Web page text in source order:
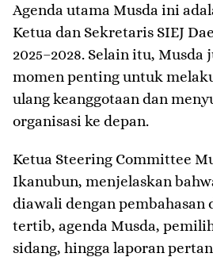
Agenda utama Musda ini
Ketua dan Sekretaris SIEJ
2025–2028. Selain itu, Musda
momen penting untuk
ulang keanggotaan dan
organisasi ke depan.
Ketua Steering Committee
Ikanubun, menjelaskan
diawali dengan pembahasan
tertib, agenda Musda,
sidang, hingga laporan